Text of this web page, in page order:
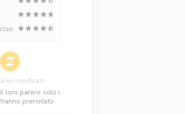
verificati
loro parere solo i
prenotato